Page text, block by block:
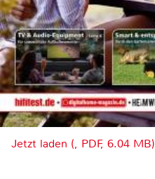
Jetzt laden (, PDF, 6.04 MB)